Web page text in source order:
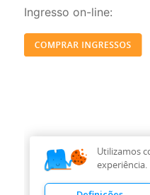
Ingresso on-line: